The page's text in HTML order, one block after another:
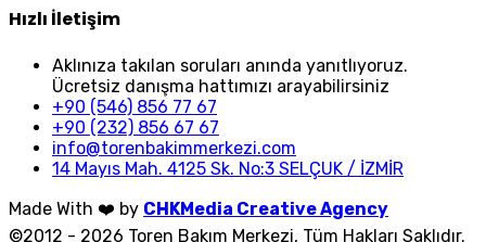
Hızlı İletişim
Aklınıza takılan soruları anında yanıtlıyoruz.
Ücretsiz danışma hattımızı arayabilirsiniz
+90 (546) 856 77 67
+90 (232) 856 67 67
info@torenbakimmerkezi.com
14 Mayıs Mah. 4125 Sk. No:3 SELÇUK / İZMİR
Made With ❤️ by CHKMedia Creative Agency
©2012 - 2026 Toren Bakım Merkezi, Tüm Hakları Saklıdır.